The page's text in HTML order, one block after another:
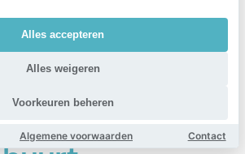
Ertbrugge Elsdonk
bestemmingen
in de
Alles accepteren
Alles weigeren
Voorkeuren beheren
Algemene voorwaarden Contact